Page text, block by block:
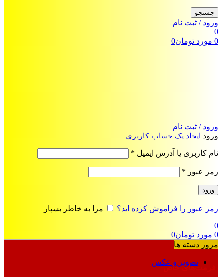
جستجو
ورود / ثبت نام
0
0 مورد تومان0
ورود / ثبت نام
ورود ایجاد یک حساب کاربری
نام کاربری یا آدرس ایمیل *
رمز عبور *
ورود
رمز عبور را فراموش کرده اید؟
مرا به خاطر بسپار
0
0 مورد تومان0
مرور دسته ها
تصویر و عکس
فرمت‌های خاص